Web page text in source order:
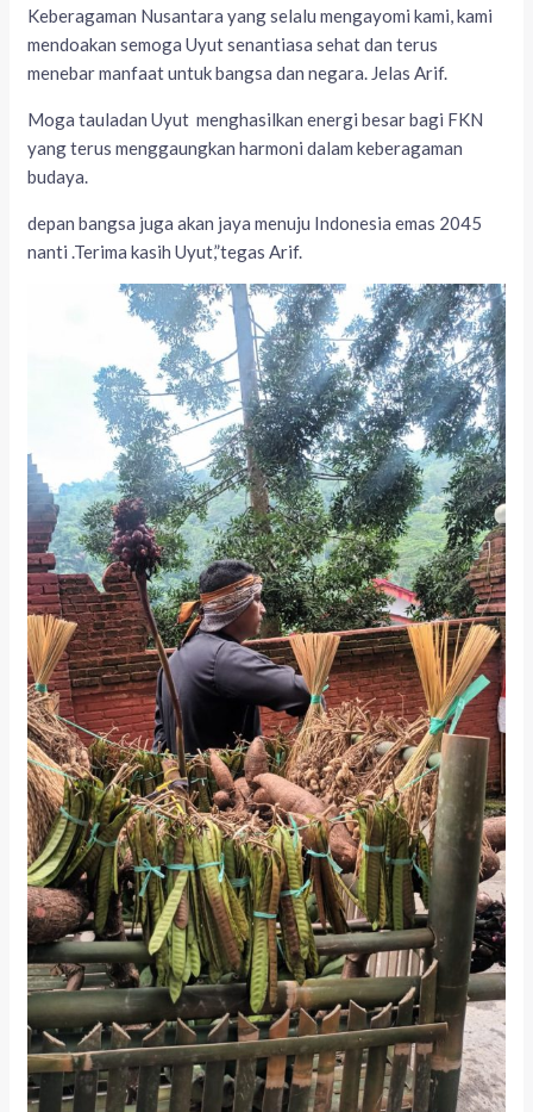
Keberagaman Nusantara yang selalu mengayomi kami, kami
mendoakan semoga Uyut senantiasa sehat dan terus
menebar manfaat untuk bangsa dan negara. Jelas Arif.
Moga tauladan Uyut menghasilkan energi besar bagi FKN
yang terus menggaungkan harmoni dalam keberagaman
budaya.
depan bangsa juga akan jaya menuju Indonesia emas 2045
nanti .Terima kasih Uyut,”tegas Arif.